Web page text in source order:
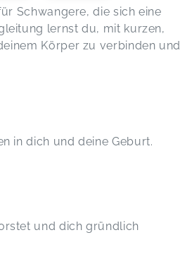
Schwangere, die sich eine
lernst du, mit kurzen,
Körper zu verbinden und
in dich und deine Geburt.
und dich gründlich